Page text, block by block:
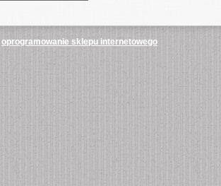
oprogramowanie sklepu internetowego